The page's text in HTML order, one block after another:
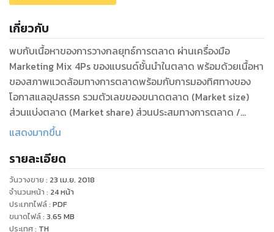
เกี่ยวกับ
พบกับเนื้อหาของการวางกลยุทธ์การตลาด ผ่านเครื่องมือ
Marketing Mix 4Ps ของแบรนด์ชั้นนำในตลาด พร้อมด้วยเนื้อหา
ของสภาพแวดล้อมทางการตลาดพร้อมกับการมองทิศทางของ
โอกาสแลอุปสรรค รวมตัวเลขของขนาดตลาด (Market size)
ส่วนแบ่งตลาด (Market share) ส่วนประสมทางการตลาด /
กลยุทธ์ทางการตลาด ( Market Mixed / 4p's ) และแนวโน้ม (
แสดงมากขึ้น
รายละเอียด
วันวางขาย : 23 เม.ย. 2018
จำนวนหน้า : 24หน้า
ประเภทไฟล์: PDF
ขนาดไฟล์: 3.65 MB
ประเทศ: TH